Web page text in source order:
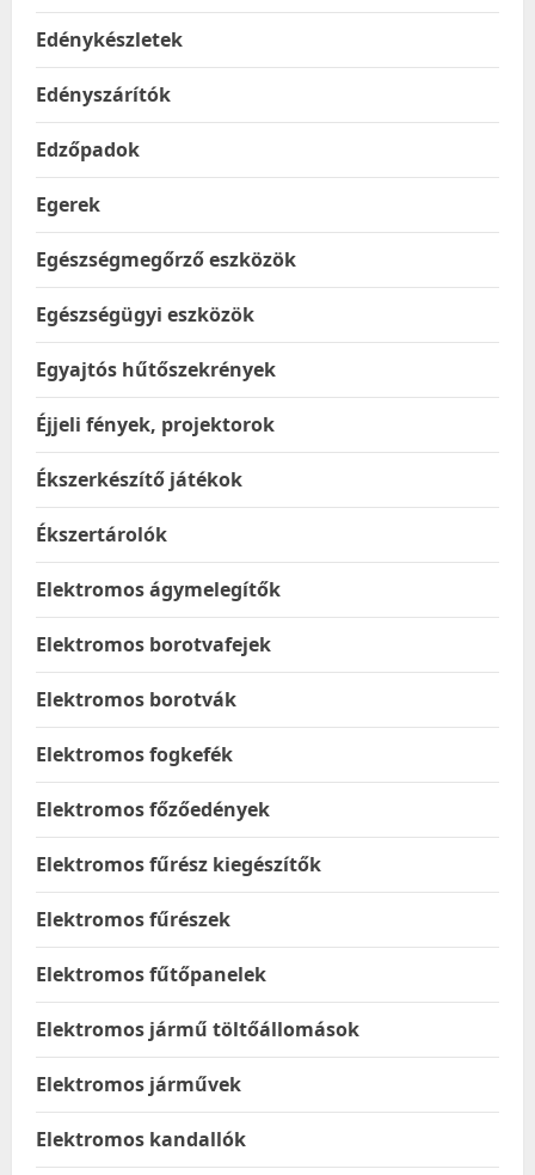
Edénykészletek
Edényszárítók
Edzőpadok
Egerek
Egészségmegőrző eszközök
Egészségügyi eszközök
Egyajtós hűtőszekrények
Éjjeli fények, projektorok
Ékszerkészítő játékok
Ékszertárolók
Elektromos ágymelegítők
Elektromos borotvafejek
Elektromos borotvák
Elektromos fogkefék
Elektromos főzőedények
Elektromos fűrész kiegészítők
Elektromos fűrészek
Elektromos fűtőpanelek
Elektromos jármű töltőállomások
Elektromos járművek
Elektromos kandallók